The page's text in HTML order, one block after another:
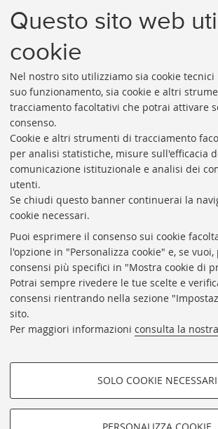
Questo sito web
cookie
Nel nostro sito utilizziamo sia cookie
suo funzionamento, sia cookie e altri
tracciamento facoltativi che potrai attivare
consenso.
Cookie e altri strumenti di tracciamento
per analisi statistiche, misure sull'efficacia
comunicazione istituzionale e analisi dei
utenti.
Se chiudi questo banner continuerai la
cookie necessari.
Puoi esprimere il consenso sui cookie
l'opzione in "Personalizza cookie" e, se
consensi più specifici in "Mostra cookie di
Potrai sempre rivedere le tue scelte e
consensi rientrando nella sezione
sito.
Per maggiori informazioni consulta la
COOKIE DI PROFILAZIONE -
FACOLTATIVI
SOLO COOKIE NECESSARI
«
Precedenti
12
elementi
1 2
Rubrica di Ateneo
Rss
Statistiche
Biblioteche di Ateneo
Sale studio
Carta dei servizi
Proxy
Help Desk
Informazioni sul sito e
Impostazioni Cookie